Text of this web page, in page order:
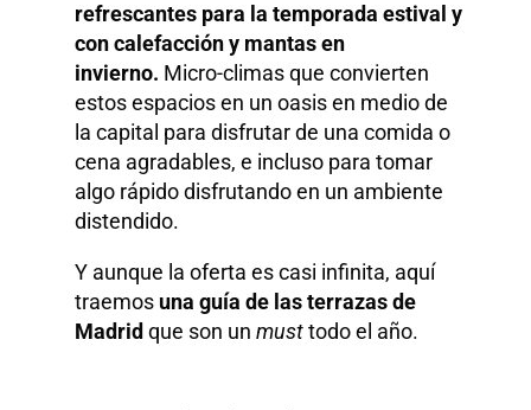
refrescantes para la temporada estival y
con calefacción y mantas en
invierno. Micro-climas que convierten
estos espacios en un oasis en medio de
la capital para disfrutar de una comida o
cena agradables, e incluso para tomar
algo rápido disfrutando en un ambiente
distendido.
Y aunque la oferta es casi infinita, aquí
traemos una guía de las terrazas de
Madrid que son unmusttodo el año.